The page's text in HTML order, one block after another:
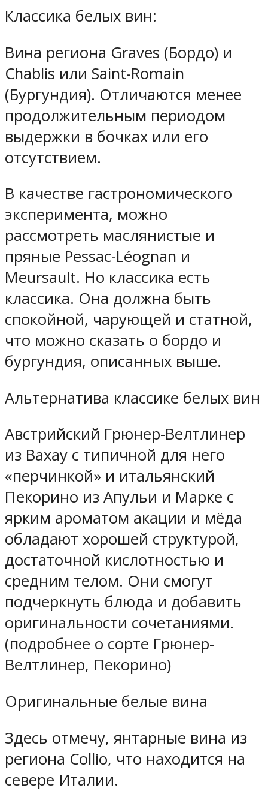
Классика белых вин:
Вина региона Graves (Бордо) и
Chablis или Saint-Romain
(Бургундия). Отличаются менее
продолжительным периодом
выдержки в бочках или его
отсутствием.
В качестве гастрономического
эксперимента, можно
рассмотреть маслянистые и
пряные Pessac-Léognan и
Meursault. Но классика есть
классика. Она должна быть
спокойной, чарующей и статной,
что можно сказать о бордо и
бургундия, описанных выше.
Альтернатива классике белых вин
Австрийский Грюнер-Велтлинер
из Вахау с типичной для него
«перчинкой» и итальянский
Пекорино из Апульи и Марке с
ярким ароматом акации и мёда
обладают хорошей структурой,
достаточной кислотностью и
средним телом. Они смогут
подчеркнуть блюда и добавить
оригинальности сочетаниями.
(подробнее о сорте Грюнер-
Велтлинер, Пекорино)
Оригинальные белые вина
Здесь отмечу, янтарные вина из
региона Collio, что находится на
севере Италии.